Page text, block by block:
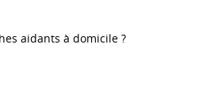
aidants à domicile ?